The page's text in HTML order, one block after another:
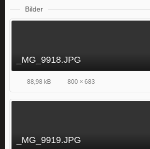
Bilder
_MG_9918.JPG
88,98 kB 800 × 683
_MG_9919.JPG